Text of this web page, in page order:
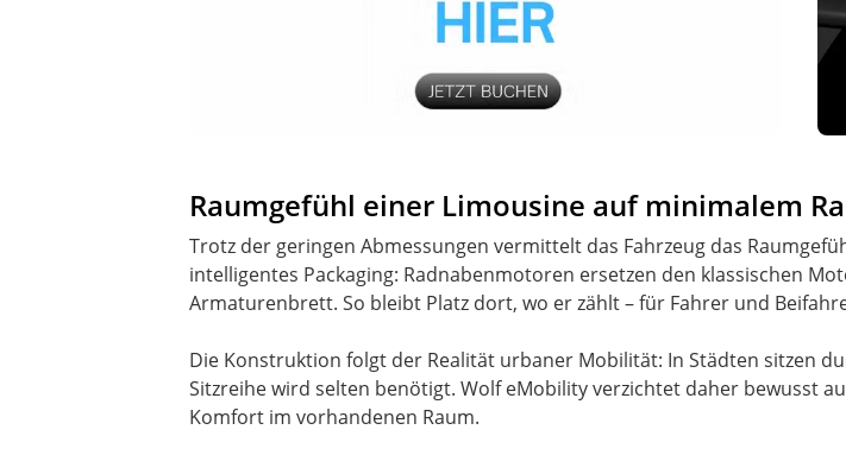
Raumgefühl einer Limousine auf minimalem
Trotz der geringen Abmessungen vermittelt das Fahrzeug das
intelligentes Packaging: Radnabenmotoren ersetzen den klassischen
Armaturenbrett. So bleibt Platz dort, wo er zählt – für Fahrer und
Die Konstruktion folgt der Realität urbaner Mobilität: In Städten sitzen
Sitzreihe wird selten benötigt. Wolf eMobility verzichtet daher bewusst
Komfort im vorhandenen Raum.